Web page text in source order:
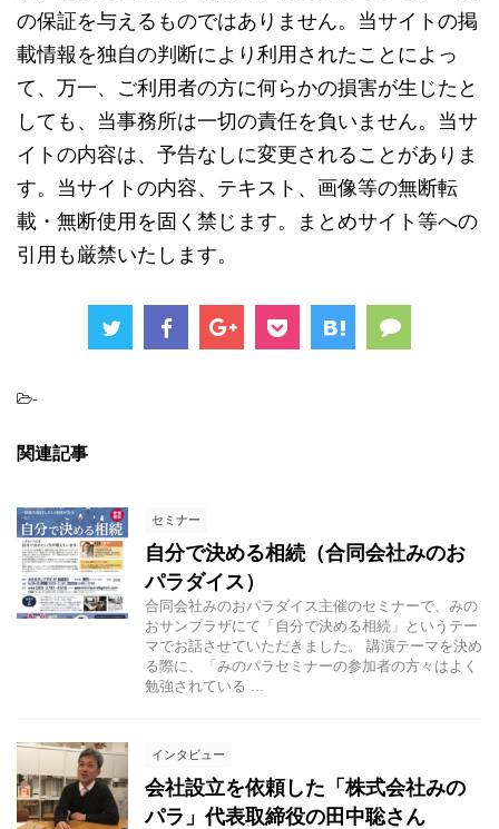
の保証を与えるものではありません。当サイトの掲
載情報を独自の判断により利用されたことによっ
て、万一、ご利用者の方に何らかの損害が生じたと
しても、当事務所は一切の責任を負いません。当サ
イトの内容は、予告なしに変更されることがありま
す。当サイトの内容、テキスト、画像等の無断転
載・無断使用を固く禁じます。まとめサイト等への
引用も厳禁いたします。
-
関連記事
セミナー
自分で決める相続（合同会社みのお
パラダイス）
合同会社みのおパラダイス主催のセミナーで、みの
おサンプラザにて「自分で決める相続」というテー
マでお話させていただきました。 講演テーマを決め
る際に、「みのパラセミナーの参加者の方々はよく
勉強されている ...
インタビュー
会社設立を依頼した「株式会社みの
パラ」代表取締役の田中聡さん